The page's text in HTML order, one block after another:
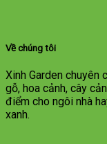
Về chúng tôi
Xinh Garden chuyên
gỗ, hoa cảnh, cây
điểm cho ngôi nhà
xanh.